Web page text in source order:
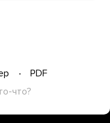
PDF
что?